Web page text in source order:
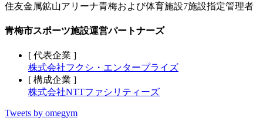
住友金属鉱山アリーナ青梅および体育施設7施設指定管理者
青梅市スポーツ施設運営パートナーズ
[ 代表企業 ]
株式会社フクシ・エンタープライズ
[ 構成企業 ]
株式会社NTTファシリティーズ
Tweets by omegym